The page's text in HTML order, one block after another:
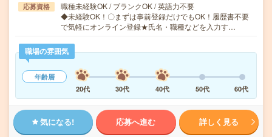
応募資格
職種未経験OK / ブランクOK / 英語力不要
◆未経験OK！〇まずは事前登録だけでもOK！履歴書不要
で気軽にオンライン登録★氏名・職種などを入力す…
職場の雰囲気
年齢層
20代
30代 40代 50代 60代
気になる! 応募へ進む 詳しく見る